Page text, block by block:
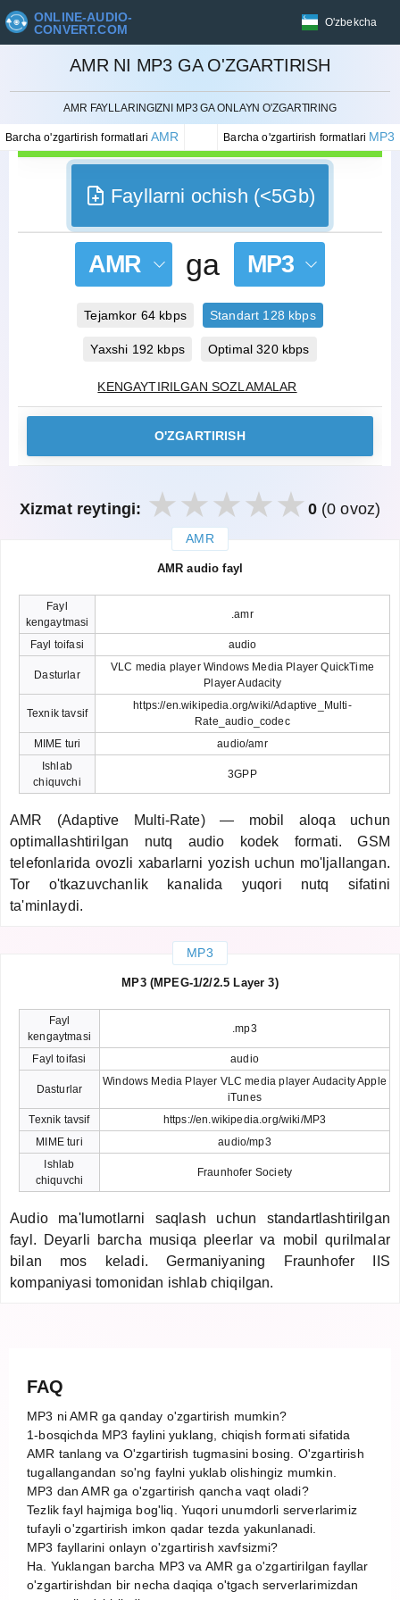
ONLINE-AUDIO-
CONVERT.COM
O'zbekcha
AMR NI MP3 GA O'ZGARTIRISH
AMR FAYLLARINGIZNI MP3 GA ONLAYN O'ZGARTIRING
Barcha o'zgartirish formatlariAMR Barcha o'zgartirish formatlari MP3
BEKOR QILISH
Fayllarni ochish (<5Gb)
AMR ga MP3
Tejamkor 64 kbps Standart 128 kbps
Yaxshi 192 kbps Optimal 320 kbps
KENGAYTIRILGAN SOZLAMALAR
O'ZGARTIRISH
Xizmat reytingi: 0(0 ovoz)
AMR
AMR audio fayl
Fayl
kengaytmasi
.amr
Fayl toifasi audio
Dasturlar
VLC media player Windows Media Player QuickTime
Player Audacity
Texnik tavsif
https://en.wikipedia.org/wiki/Adaptive_Multi-
Rate_audio_codec
MIME turi
audio/amr
Ishlab
chiquvchi
3GPP
AMR (Adaptive Multi-Rate) — mobil aloqa uchun
optimallashtirilgan nutq audio kodek formati. GSM
telefonlarida ovozli xabarlarni yozish uchun mo'ljallangan.
Tor o'tkazuvchanlik kanalida yuqori nutq sifatini
ta'minlaydi.
MP3
MP3 (MPEG-1/2/2.5 Layer 3)
Fayl
kengaytmasi
.mp3
Fayl toifasi audio
Dasturlar
Windows Media Player VLC media player Audacity Apple
iTunes
Texnik tavsif
https://en.wikipedia.org/wiki/MP3
MIME turi
audio/mp3
Ishlab
chiquvchi
Fraunhofer Society
Audio ma'lumotlarni saqlash uchun standartlashtirilgan
fayl. Deyarli barcha musiqa pleerlar va mobil qurilmalar
bilan mos keladi. Germaniyaning Fraunhofer IIS
kompaniyasi tomonidan ishlab chiqilgan.
FAQ
MP3 ni AMR ga qanday o'zgartirish mumkin?
1-bosqichda MP3 faylini yuklang, chiqish formati sifatida
AMR tanlang va O'zgartirish tugmasini bosing. O'zgartirish
tugallangandan so'ng faylni yuklab olishingiz mumkin.
MP3 dan AMR ga o'zgartirish qancha vaqt oladi?
Tezlik fayl hajmiga bog'liq. Yuqori unumdorli serverlarimiz
tufayli o'zgartirish imkon qadar tezda yakunlanadi.
MP3 fayllarini onlayn o'zgartirish xavfsizmi?
Ha. Yuklangan barcha MP3 va AMR ga o'zgartirilgan fayllar
o'zgartirishdan bir necha daqiqa o'tgach serverlarimizdan